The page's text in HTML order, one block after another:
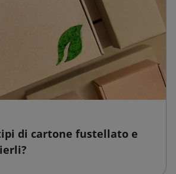
di cartone fustellato e